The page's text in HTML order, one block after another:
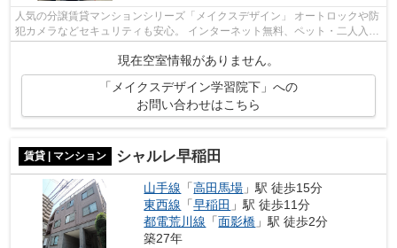
人気の分譲賃貸マンションシリーズ「メイクスデザイン」 オートロックや防
犯カメラなどセキュリティも安心。 インターネット無料、ペット・二人入居
相談可能。
現在空室情報がありません。
「メイクスデザイン学習院下」への
お問い合わせはこちら
賃貸 | マンション シャルレ早稲田
山手線 「高田馬場 」駅 徒歩15分
東西線 「早稲田 」駅 徒歩11分
都電荒川線 「面影橋 」駅 徒歩2分
築27年